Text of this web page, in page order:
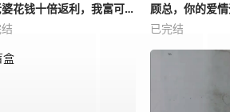
给老婆花钱十倍返利，我富可敌国
顾总，你的爱
已完结